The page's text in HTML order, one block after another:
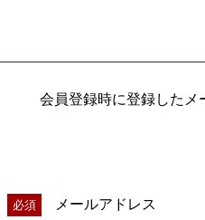
会員登録時に登録したメ
必須 メールアドレス